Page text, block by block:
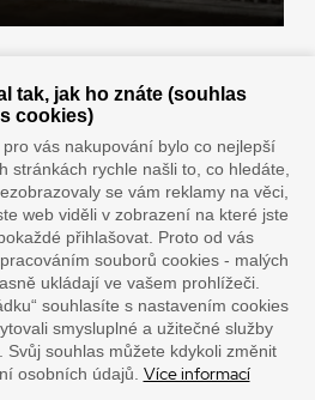
oblíbeným dopravcem
tak, jak ho znáte (souhlas
s cookies)
vás nakupování bylo co nejlepší
stránkách rychle našli to, co hledáte,
se vám reklamy na věci,
web viděli v zobrazení na které jste
přihlašovat. Proto od vás
souborů cookies - malých
ukládají ve vašem prohlížeči.
souhlasíte s nastavením cookies
smysluplné a užitečné služby
Svůj souhlas můžete kdykoli změnit
osobních údajů. Více informací